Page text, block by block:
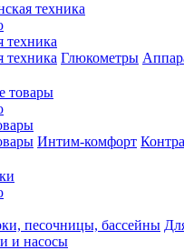
техника
техника
техника Глюкометры
товары
Интим-комфорт
песочницы, бассейны
и насосы